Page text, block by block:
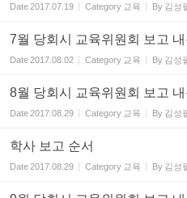
Date2017.07.19 Category 교육 By 김성
7월 당회시 교육위원회 보고 내
Date2017.08.02 Category 교육 By 김성
8월 당회시 교육위원회 보고 내
Date2017.08.29 Category 교육 By 김성
학사 보고 순서
Date2017.08.29 Category 교육 By 김성